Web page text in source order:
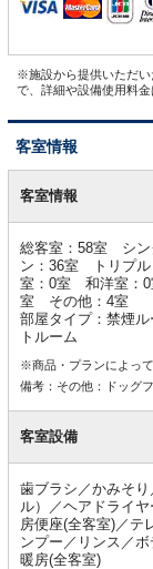
※施設から提供いただい
で、詳細や設備使用料
客室情報
室客室情報
総客室：58室 シ
ン：36室 トリプ
室：0室 和洋室：
室 その他：4室
部屋タイプ：禁煙
トルーム
※商品・プランによっ
備考：その他：ドッグ
客室設備
歯ブラシ／かみそ
ル）／ヘアドライ
房便座(全客室)／テ
ンプー／リンス／
暖房(全客室)